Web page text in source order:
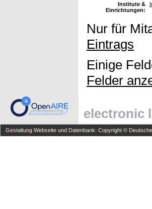
Institute &
Einrichtungen:
Nur für
Eintrags
Einige
Felder
electronic
Gestaltung Webseite und Datenbank: Copyright ©